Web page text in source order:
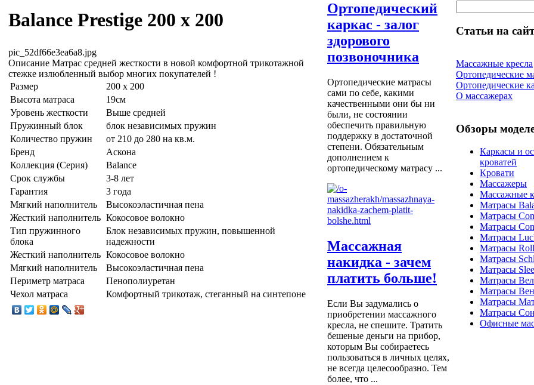
Balance Prestige 200 x 200
pic_52df66e3ea6a8.jpg
Описание Матрас средней жесткости в новой комфортной трикотажной
стежке излюбленный выбор многих покупателей !
Размер
200 x 200
Высота матраса
19см
Уровень жесткости
Выше средней
Пружинный блок
блок независимых пружин
Количество пружин
от 210 до 280 на кв.м.
Бренд
Аскона
Коллекция (Серия)
Balance
Срок службы
3-8 лет
Гарантия
3 года
Мягкий наполнитель
Высокоэластичная пена
Жесткий наполнитель Кокосовое волокно
Тип пружинного
блока
Блок независимых пружин, повышенной
надежности
Жесткий наполнитель Кокосовое волокно
Мягкий наполнитель
Высокоэластичная пена
Периметр матраса
Пенополиуретан
Чехол матраса
Комфортный трикотаж, стеганный на синтепоне
Ортопедический
каркас - залог
здорового
позвоночника
Ортопедические матрасы
сами по себе, какими
качественными они бы ни
были, не состоянии
обеспечить правильную
поддержку в достаточной
степени. Обязательным
дополнением к
ортопедическому матрасу ...
Массажная
накидка - зачем
платить больше!
Если Вы задумались о
приобретении массажного
кресла, не спешите. Тратить
бешеные деньги на прибор,
которым Вы собираетесь
пользоваться в личных целях,
не всегда целесообразно. Тем
более, что ...
Статьи на
Массажные кресла
Ортопедические
Ортопедические
О массажерах
Обзоры
Каркасы и
кроватей
Кровати
Массажеры
Массажные
Матрасы
Матрасы
Матрасы
Матрасы
Матрасы
Матрасы
Матрасы
Матрасы
Матрасы
Матрасы
Матрасы
Офисные